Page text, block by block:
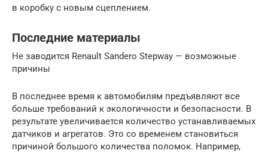
в коробку с новым сцеплением.
Последние материалы
Не заводится Renault Sandero Stepway — возможные
причины
В последнее время к автомобилям предъявляют все
больше требований к экологичности и безопасности. В
результате увеличивается количество устанавливаемых
датчиков и агрегатов. Это со временем становиться
причиной большого количества поломок. Например,